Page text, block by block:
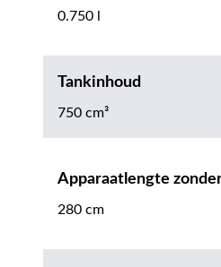
0.750 l
Tankinhoud
750 cm³
Apparaatlengte
280 cm